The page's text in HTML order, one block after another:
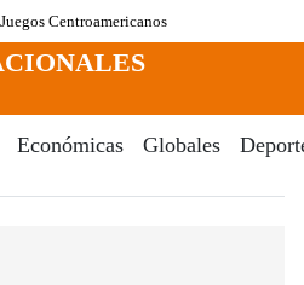
Juegos Centroamericanos
Económicas Globales